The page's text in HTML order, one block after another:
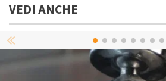
VEDI ANCHE